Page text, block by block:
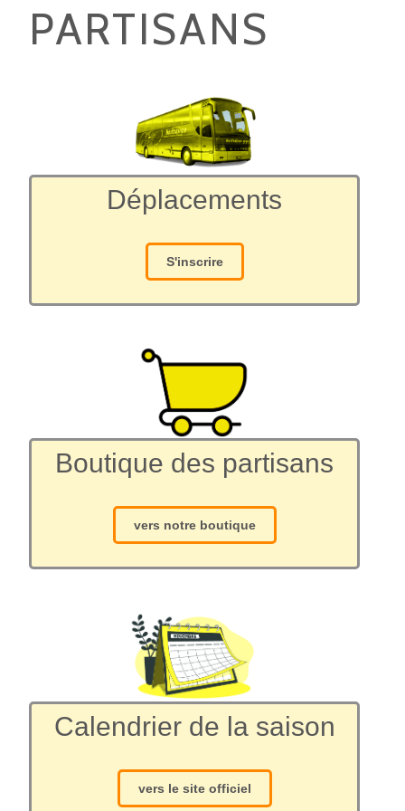
PARTISANS
Déplacements
S'inscrire
Boutique des partisans
vers notre boutique
Calendrier de la saison
vers le site officiel